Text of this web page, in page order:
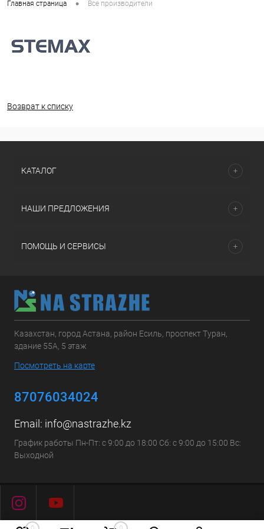
Главная страница • Все производители
Возврат к списку
КАТАЛОГ
НАШИ ПРЕДЛОЖЕНИЯ
ПОМОЩЬ И СЕРВИСЫ
Казахстан, город Астана, район Есиль, проспект Туран,
здание 55А, 5 этаж
Посмотреть на карте
87076034024
Email: info@nastrazhe.kz
График работы Пн-Пт: с 9:00 до 18:00 Сб: с 9:00 до 15:00 Вс:
Выходной